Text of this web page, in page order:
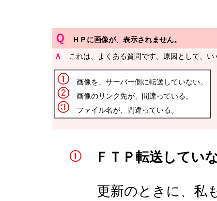
Ｑ ＨＰに画像が、表示されません。
Ａ これは、よくある質問です。原因として、い
画像を、サーバー側に転送していない。
画像のリンク先が、間違っている。
ファイル名が、間違っている。
ＦＴＰ転送してい
更新のときに、私も